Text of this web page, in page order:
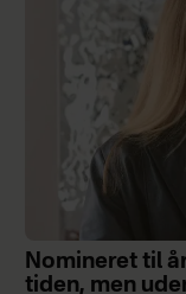
Nomineret til
tiden, men